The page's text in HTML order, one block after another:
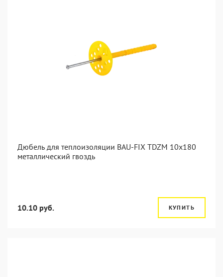
Дюбель для теплоизоляции BAU-FIX TDZM 10x180
металлический гвоздь
10.10 руб. КУПИТЬ